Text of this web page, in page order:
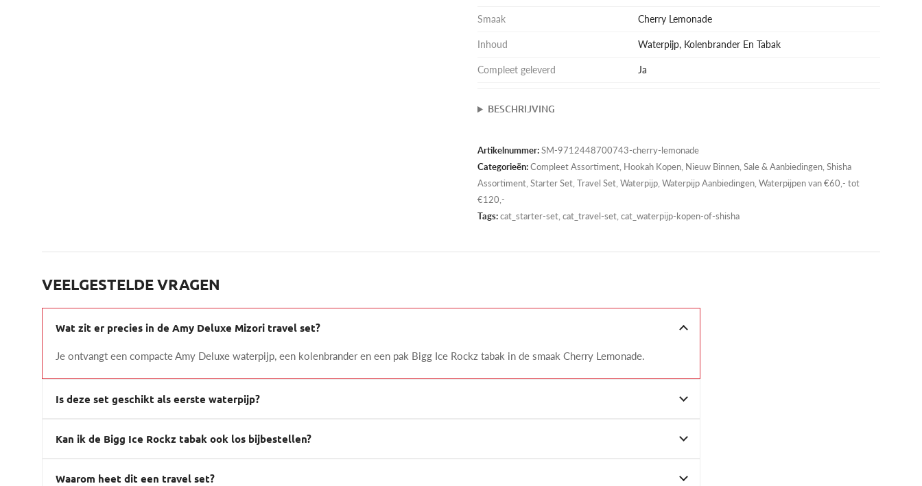
Smaak Cherry Lemonade
Inhoud Waterpijp, Kolenbrander En Tabak
Compleet geleverd Ja
BESCHRIJVING
Artikelnummer:SM-9712448700743-cherry-lemonade
Categorieën:Compleet Assortiment Hookah Kopen Nieuw Binnen Sale & Aanbiedingen Shisha
Assortiment Starter Set Travel Set Waterpijp Waterpijp Aanbiedingen Waterpijpen van €60,- tot
€120,-
Tags:cat_starter-set, cat_travel-set, cat_waterpijp-kopen-of-shisha
VEELGESTELDE VRAGEN
Wat zit er precies in de Amy Deluxe Mizori travel set?
Je ontvangt een compacte Amy Deluxe waterpijp, een kolenbrander en een pak Bigg Ice Rockz tabak in de smaak Cherry Lemonade.
Is deze set geschikt als eerste waterpijp?
Kan ik de Bigg Ice Rockz tabak ook los bijbestellen?
Waarom heet dit een travel set?